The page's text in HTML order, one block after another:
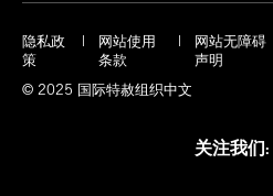
隐私政
策
网站使用
条款
网站无障碍
声明
© 2025 国际特赦组织中文
关注我们: